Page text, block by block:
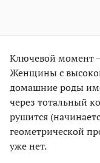
Ключевой момент
Женщины с
домашние роды
через тотальный
рушится
геометрической
уже нет.